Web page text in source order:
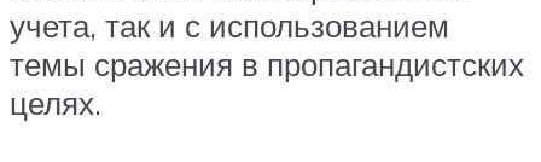
учета, так и с использованием
темы сражения в пропагандистских
целях.